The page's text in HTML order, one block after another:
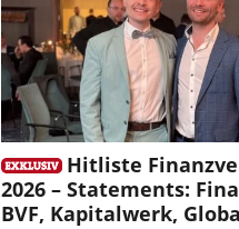
Hitliste
2026 – Statements:
BVF, Kapitalwerk,